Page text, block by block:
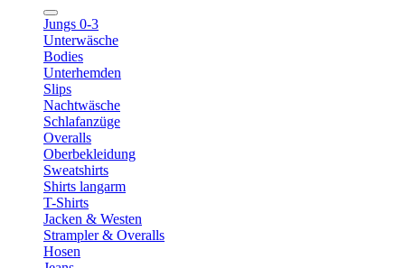
Jungs 0-3
Unterwäsche
Bodies
Unterhemden
Slips
Nachtwäsche
Schlafanzüge
Overalls
Oberbekleidung
Sweatshirts
Shirts langarm
T-Shirts
Jacken & Westen
Strampler & Overalls
Hosen